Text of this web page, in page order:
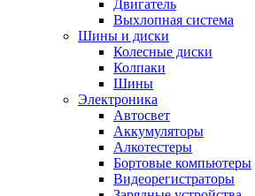
Двигатель
Выхлопная система
Шины и диски
Колесные диски
Колпаки
Шины
Электроника
Автосвет
Аккумуляторы
Алкотестеры
Бортовые компьютеры
Видеорегистраторы